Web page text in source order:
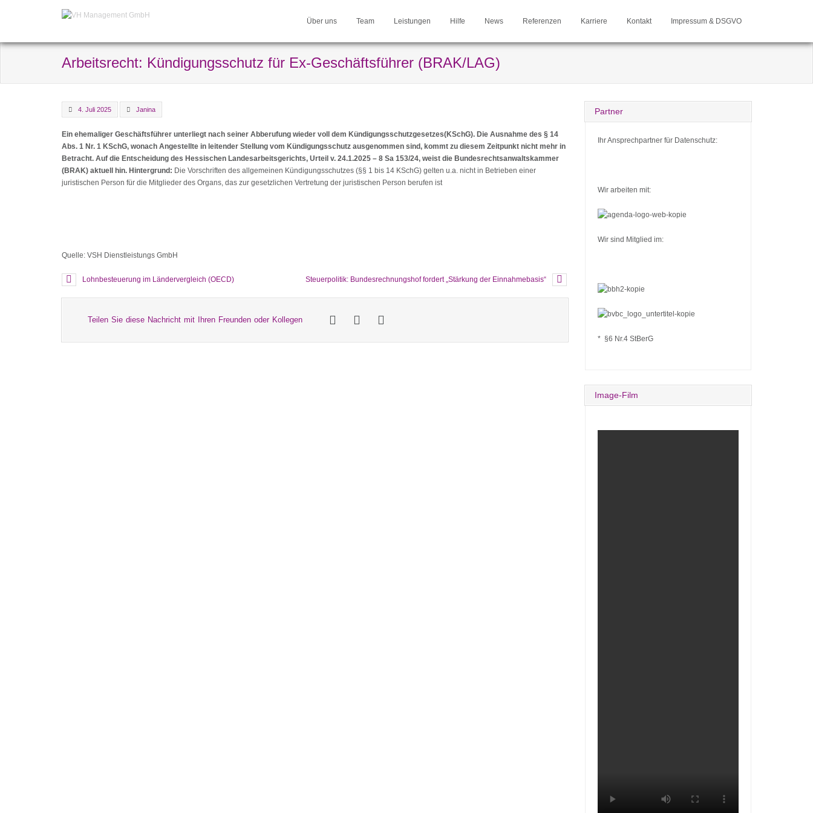
Über uns Team Leistungen Hilfe News Referenzen Karriere Kontakt Impressum & DSGVO
Arbeitsrecht: Kündigungsschutz für Ex-Geschäftsführer (BRAK/LAG)
4. Juli 2025 Janina
Ein ehemaliger Geschäftsführer unterliegt nach seiner Abberufung wieder voll dem Kündigungsschutzgesetzes(KSchG). Die Ausnahme des § 14
Abs. 1 Nr. 1 KSchG, wonach Angestellte in leitender Stellung vom Kündigungsschutz ausgenommen sind, kommt zu diesem Zeitpunkt nicht mehr in
Betracht. Auf die Entscheidung des Hessischen Landesarbeitsgerichts, Urteil v. 24.1.2025 – 8 Sa 153/24, weist die Bundesrechtsanwaltskammer
(BRAK) aktuell hin. Hintergrund: Die Vorschriften des allgemeinen Kündigungsschutzes (§§ 1 bis 14 KSchG) gelten u.a. nicht in Betrieben einer
juristischen Person für die Mitglieder des Organs, das zur gesetzlichen Vertretung der juristischen Person berufen ist
Quelle: VSH Dienstleistungs GmbH
Lohnbesteuerung im Ländervergleich (OECD) Steuerpolitik: Bundesrechnungshof fordert „Stärkung der Einnahmebasis“
Teilen Sie diese Nachricht mit Ihren Freunden oder Kollegen
Partner
Ihr Ansprechpartner für Datenschutz:
Wir arbeiten mit:
Wir sind Mitglied im:
* §6 Nr.4 StBerG
Image-Film